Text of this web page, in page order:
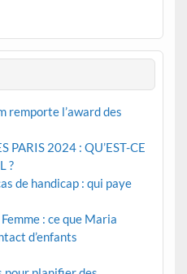
remporte l’award des
PARIS 2024 : QU’EST-CE
?
de handicap : qui paye
: ce que Maria
d’enfants